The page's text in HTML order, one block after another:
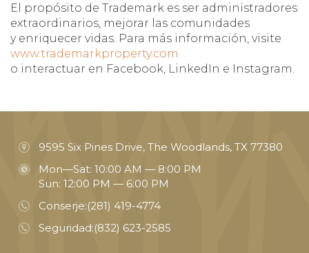
El propósito de Trademark es ser administradores
extraordinarios, mejorar las comunidades
y enriquecer vidas. Para más información, visite
www.trademarkproperty.com
o interactuar en Facebook, LinkedIn e Instagram.
9595 Six Pines Drive, The Woodlands, TX 77380
Mon—Sat: 10:00 AM — 8:00 PM
Sun: 12:00 PM — 6:00 PM
Conserje:(281) 419-4774
Seguridad:(832) 623-2585